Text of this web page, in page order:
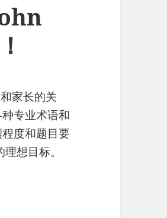
家长的关
专业术语和
度和题目要
想目标。